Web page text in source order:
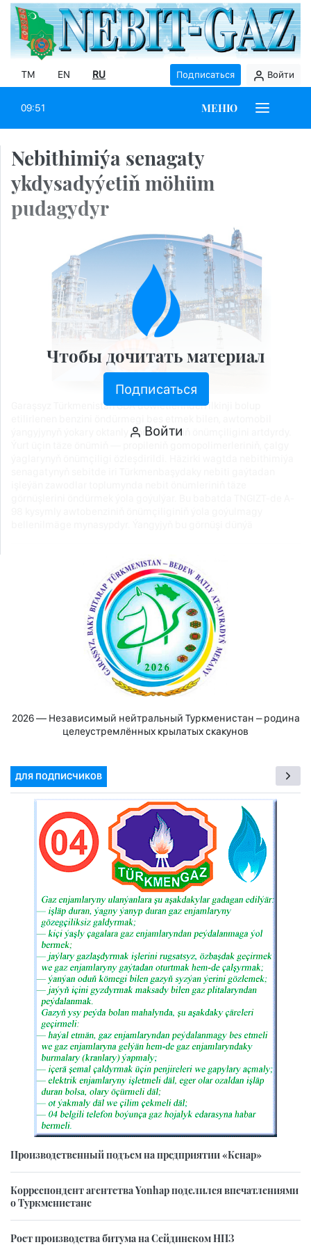
TM EN RU Подписаться Войти
09:51 МЕНЮ
Nebithimiýa senagaty
ykdysadyýetiň möhüm
pudagydyr
Garaşsyz Türkmenistan GDA döwletlerinden ilkinji bolup
ýangyjynyň ýokary oktanly görnüşleriniň önümçiligini artdyrdy.
Чтобы дочитать материал
Подписаться
Войти
2026 — Независимый нейтральный Туркменистан – родина
целеустремлённых крылатых скакунов
ДЛЯ ПОДПИСЧИКОВ
Производственный подъем на предприятии «Кенар»
Корреспондент агентства Yonhap поделился впечатлениями
о Туркменистане
Рост производства битума на Сейдинском НПЗ